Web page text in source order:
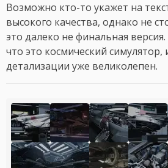
Возможно кто-то укажет на
высокого качества, однако не
это далеко не финальная
что это космический
детализации уже великолепен.